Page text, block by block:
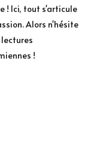
! Ici, tout s'articule
Alors n'hésite
!